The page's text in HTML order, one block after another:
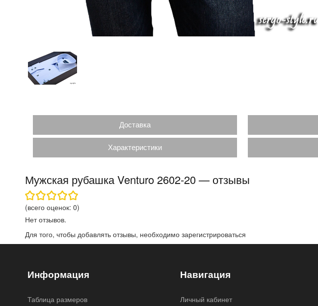
Доставка
Характеристики
Мужская рубашка Venturo 2602-20 — отзывы
(всего оценок: 0)
Нет отзывов.
Для того, чтобы добавлять отзывы, необходимо зарегистрироваться
Информация
Таблица размеров
Навигация
Личный кабинет